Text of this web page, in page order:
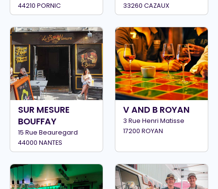
44210 PORNIC
33260 CAZAUX
SUR MESURE
BOUFFAY
15 Rue Beauregard
44000 NANTES
V AND B ROYAN
3 Rue Henri Matisse
17200 ROYAN